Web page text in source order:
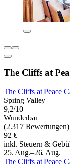
The Cliffs at
The Cliffs at Peace
Spring Valley
9,2/10
Wunderbar
(2.317 Bewertungen)
92 €
inkl. Steuern &
25. Aug.–26. Aug.
The Cliffs at Peace